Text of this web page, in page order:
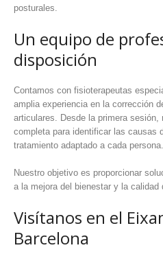
posturales.
Un equipo de
disposición
Contamos con fisioterapeutas
amplia experiencia en la corrección
articulares. Desde la primera sesión,
completa para identificar las causas
tratamiento adaptado a cada persona.
Nuestro objetivo es proporcionar
a la mejora del bienestar y la
Visítanos en el
Barcelona